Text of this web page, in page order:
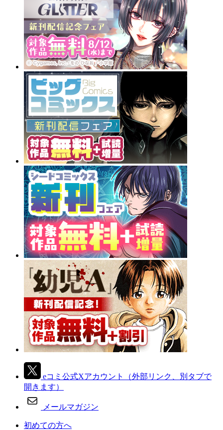
eコミ公式Xアカウント
（外部リンク、別タブで
開きます）
メールマガジン
初めての方へ